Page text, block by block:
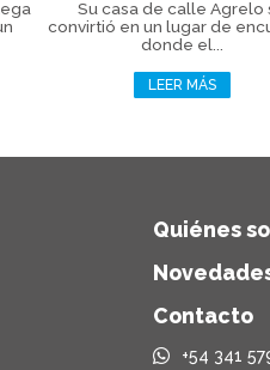
Su casa de calle Agrelo
convirtió en un lugar de
donde el...
LEER MÁS
Quiénes
Contacto
+54 341